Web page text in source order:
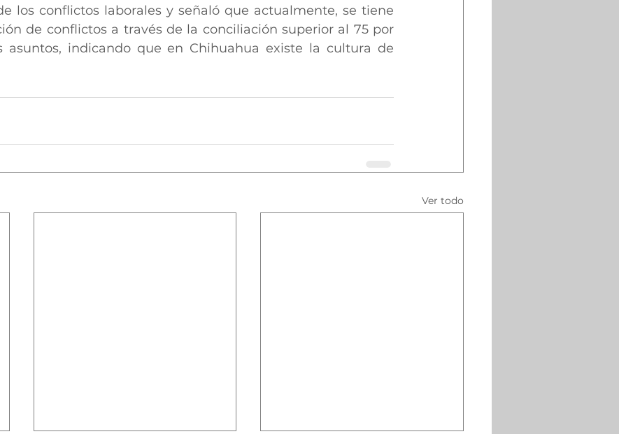
los conflictos laborales y señaló que actualmente, se tiene
de conflictos a través de la conciliación superior al 75 por
asuntos, indicando que en Chihuahua existe la cultura de
Ver todo